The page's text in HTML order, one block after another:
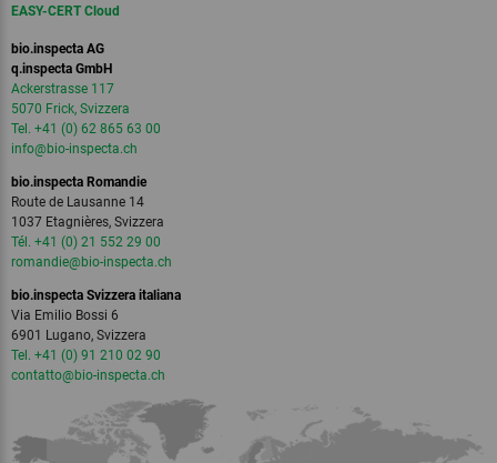
EASY-CERT Cloud
bio.inspecta AG
q.inspecta GmbH
Ackerstrasse 117
5070 Frick, Svizzera
Tel. +41 (0) 62 865 63 00
info@bio-inspecta.ch
bio.inspecta Romandie
Route de Lausanne 14
1037 Etagnières, Svizzera
Tél. +41 (0) 21 552 29 00
romandie@bio-inspecta.ch
bio.inspecta Svizzera italiana
Via Emilio Bossi 6
6901 Lugano, Svizzera
Tel. +41 (0) 91 210 02 90
contatto@bio-inspecta.ch